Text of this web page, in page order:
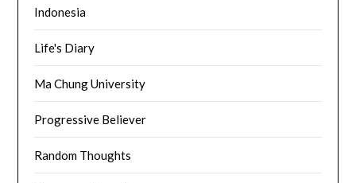
Indonesia
Life's Diary
Ma Chung University
Progressive Believer
Random Thoughts